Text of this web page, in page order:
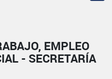
EMPLEO
- SECRETARÍA